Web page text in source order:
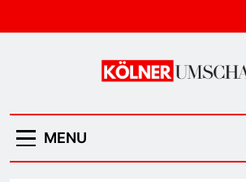
to
Kölner
MENU